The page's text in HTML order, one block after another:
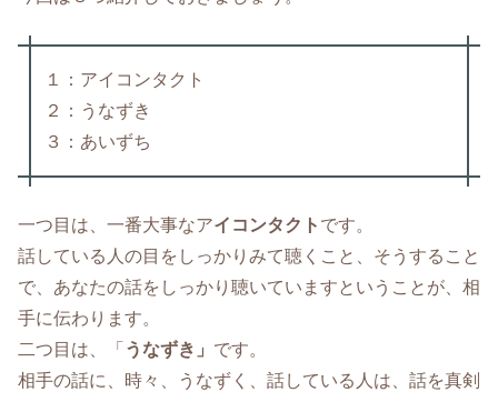
１：アイコンタクト
２：うなずき
３：あいずち
一つ目は、一番大事なアイコンタクト です。
話している人の目をしっかりみて聴くこと、そうすること
で、あなたの話をしっかり聴いていますということが、相
手に伝わります。
二つ目は、「 うなずき」 です。
相手の話に、時々、うなずく、話している人は、話を真剣